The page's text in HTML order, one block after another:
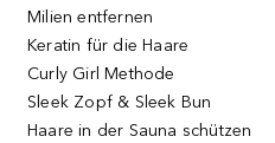
Milien entfernen
Keratin für die Haare
Curly Girl Methode
Sleek Zopf & Sleek Bun
Haare in der Sauna schützen